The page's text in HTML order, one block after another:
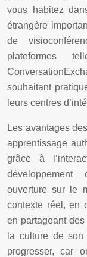
vous habitez
étrangère
de
plateformes
souhaitant
leurs centres
Les avantages
apprentissage
grâce à
ouverture sur le
contexte réel, en
en partageant
la culture de
progresser, car